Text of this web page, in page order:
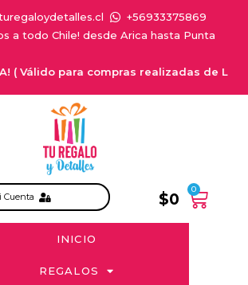
+56933375869
a todo Chile! desde Arica hasta Punta
( Válido para compras realizadas de
Cuenta $0
0
INICIO
REGALOS